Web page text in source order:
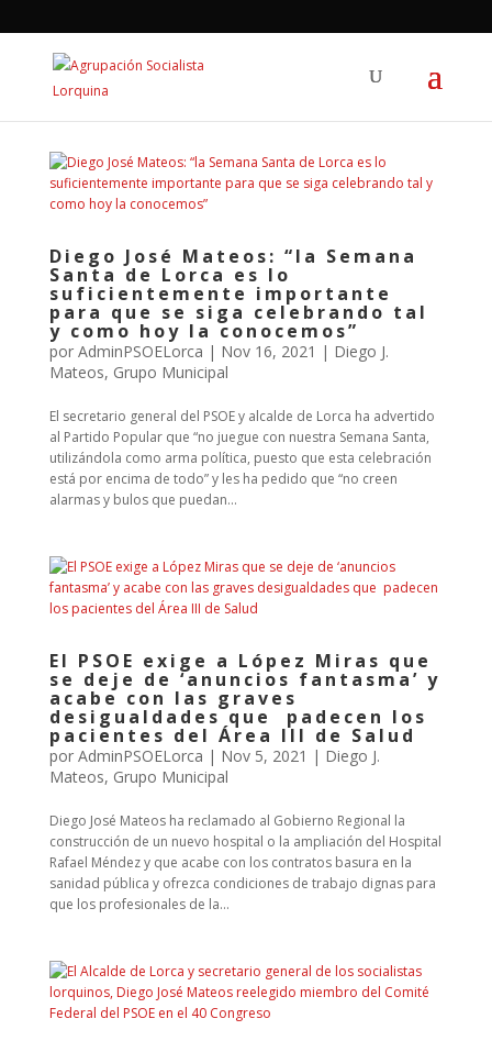
Diego José Mateos: “la Semana
Santa de Lorca es lo
suficientemente importante
para que se siga celebrando tal
y como hoy la conocemos”
por AdminPSOELorca | Nov 16, 2021 | Diego J.
Mateos, Grupo Municipal
El secretario general del PSOE y alcalde de Lorca ha advertido
al Partido Popular que “no juegue con nuestra Semana Santa,
utilizándola como arma política, puesto que esta celebración
está por encima de todo” y les ha pedido que “no creen
alarmas y bulos que puedan...
El PSOE exige a López Miras que
se deje de ‘anuncios fantasma’ y
acabe con las graves
desigualdades que padecen los
pacientes del Área III de Salud
por AdminPSOELorca | Nov 5, 2021 | Diego J.
Mateos, Grupo Municipal
Diego José Mateos ha reclamado al Gobierno Regional la
construcción de un nuevo hospital o la ampliación del Hospital
Rafael Méndez y que acabe con los contratos basura en la
sanidad pública y ofrezca condiciones de trabajo dignas para
que los profesionales de la...